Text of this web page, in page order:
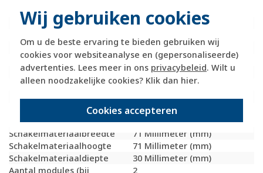
Wij gebruiken cookies
Om u de beste ervaring te bieden gebruiken wij
cookies voor websiteanalyse en (gepersonaliseerde)
advertenties. Lees meer in ons privacybeleid. Wilt u
alleen noodzakelijke cookies? Klik dan hier.
Cookies accepteren
(vergelijkbaar)
Met stofbescherming
Nee
Slagvastheid
IK05
Incl. connectoren
Nee
Draagring
Ja
Transparant
Nee
Uitvoering oppervlakte
Glanzend
beschermingsgraad (IP)
IP20
Schakelmateriaalbreedte
71 Millimeter (mm)
Schakelmateriaalhoogte
71 Millimeter (mm)
Schakelmateriaaldiepte
30 Millimeter (mm)
Aantal modules (bij
2